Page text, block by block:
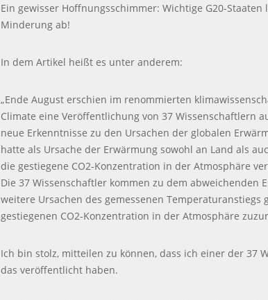
Ein gewisser Hoffnungsschimmer: Wichtige G20-Staaten
Minderung ab!
In dem Artikel heißt es unter anderem:
„Ende August erschien im renommierten
Climate eine Veröffentlichung von 37 Wissenschaftlern
neue Erkenntnisse zu den Ursachen der globalen
hatte als Ursache der Erwärmung sowohl an Land als
die gestiegene CO2-Konzentration in der Atmosphäre
Die 37 Wissenschaftler kommen zu dem abweichenden
weitere Ursachen des gemessenen Temperaturanstiegs
gestiegenen CO2-Konzentration in der Atmosphäre
Ich bin stolz, mitteilen zu können, dass ich einer der 37
das veröffentlicht haben.